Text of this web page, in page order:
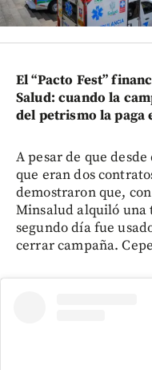
El “Pacto Fest”
Salud: cuando la
del petrismo la paga
A pesar de que
que eran dos
demostraron que,
Minsalud alquiló una
segundo día fue
cerrar campaña.